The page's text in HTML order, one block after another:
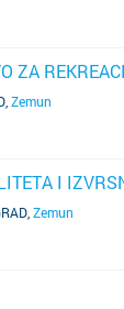
ZA
Zemun
I
Zemun